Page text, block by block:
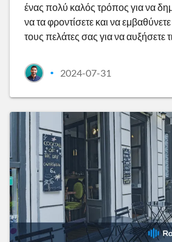
ένας πολύ καλός τρόπος για να
να τα φροντίσετε και να
τους πελάτες σας για να αυξήσετε
• 2024-07-31